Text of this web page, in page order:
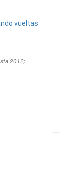
vueltas
2012;